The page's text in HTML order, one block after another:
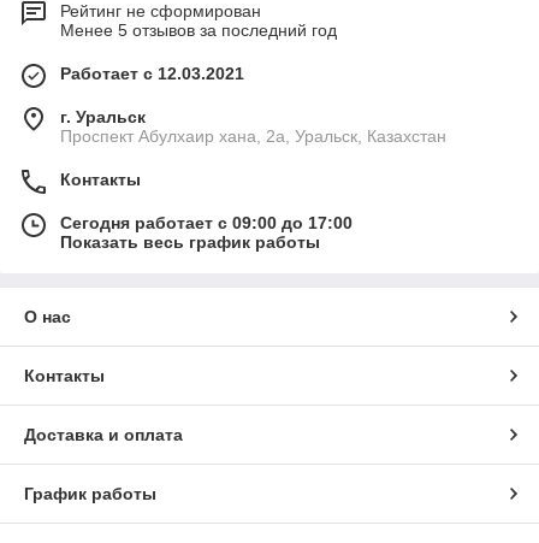
Рейтинг не сформирован
Менее 5 отзывов за последний год
Работает с 12.03.2021
г. Уральск
Проспект Абулхаир хана, 2а, Уральск, Казахстан
Контакты
Сегодня работает с 09:00 до 17:00
Показать весь график работы
О нас
Контакты
Доставка и оплата
График работы